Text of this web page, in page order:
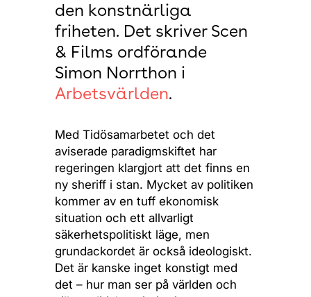
den konstnärliga
friheten. Det skriver Scen
& Films ordförande
Simon Norrthon i
Arbetsvärlden.
Med Tidösamarbetet och det
aviserade paradigmskiftet har
regeringen klargjort att det finns en
ny sheriff i stan. Mycket av politiken
kommer av en tuff ekonomisk
situation och ett allvarligt
säkerhetspolitiskt läge, men
grundackordet är också ideologiskt.
Det är kanske inget konstigt med
det – hur man ser på världen och